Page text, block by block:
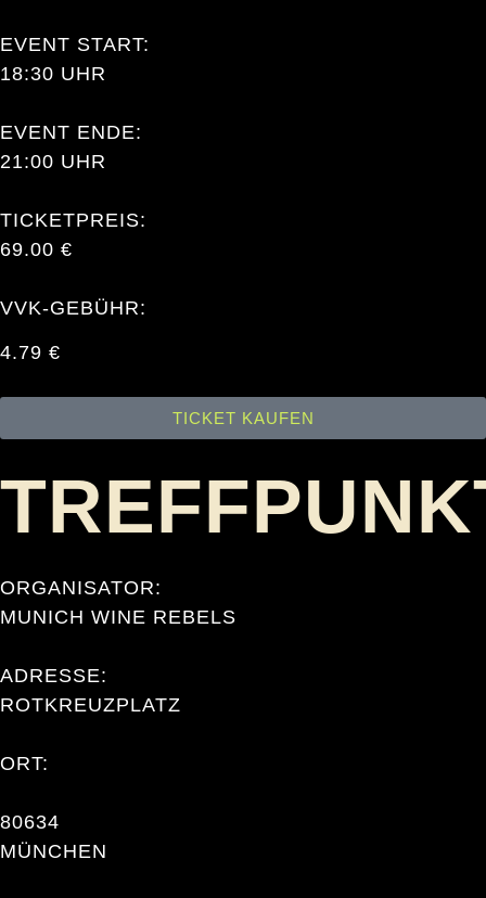
EVENT START:
18:30 UHR
EVENT ENDE:
21:00 UHR
TICKETPREIS:
69.00 €
VVK-GEBÜHR:
4.79 €
TICKET KAUFEN
ORGANISATOR:
MUNICH WINE REBELS
ADRESSE:
ROTKREUZPLATZ
ORT:
80634
MÜNCHEN